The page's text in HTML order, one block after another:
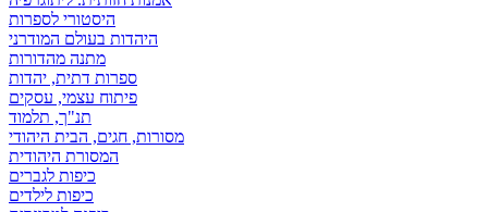
היסטורי לספרות
היהדות בעולם המודרני
מתנה מהדורות
ספרות דתית, יהדות
פיתוח עצמי, עסקים
תנ"ך, תלמוד
מסורות, חגים, הבית היהודי
המסורת היהודית
כיפות לגברים
כיפות לילדים